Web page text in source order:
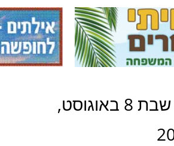
שבת 8 באוגוסט,